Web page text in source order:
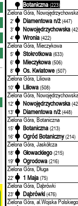
Botaniczna (223)
Zielona Góra, Nowojędrzychowska
2' Diamentowa n/ż (447)
3'
Nowojędrzychowska
4'
Wronia (422)
Zielona Góra, Mieczykowa
5' Stokrotkowa (633)
6'
Mieczykowa (506)
8'
Os. Kwiatowe (507)
Zielona Góra, Liliowa
10' Liliowa (508)
Zielona Góra, Nowojędrzychowska
12' Nowojędrzychowska
13'
Diamentowa n/ż (448)
Zielona Góra, Botaniczna
15' Botaniczna (213)
16'
Ogród Botaniczny (214)
Zielona Góra, Jaskółcza
18' Głowackiego (215)
19'
Ogrodowa (216)
Zielona Góra, Długa
22' 1 Maja (75)
Zielona Góra, Dąbrówki
23' Dąbrówki (476)
Zielona Góra, al.Wojska Polskiego